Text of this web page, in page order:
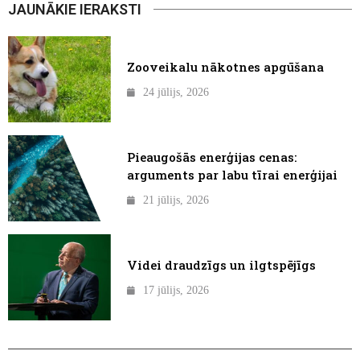
JAUNĀKIE IERAKSTI
Zooveikalu nākotnes apgūšana
24 jūlijs, 2026
Pieaugošās enerģijas cenas:
arguments par labu tīrai enerģijai
21 jūlijs, 2026
Videi draudzīgs un ilgtspējīgs
17 jūlijs, 2026